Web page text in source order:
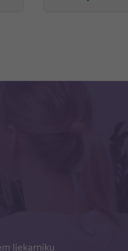
ljekarniku